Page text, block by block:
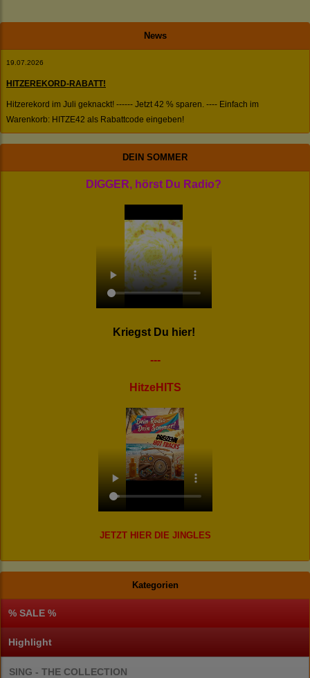
News
19.07.2026
HITZEREKORD-RABATT!
Hitzerekord im Juli geknackt! ------ Jetzt 42 % sparen. ---- Einfach im
Warenkorb: HITZE42 als Rabattcode eingeben!
DEIN SOMMER
DIGGER, hörst Du Radio?
Kriegst Du hier!
---
HitzeHITS
JETZT HIER DIE JINGLES
Kategorien
% SALE %
Highlight
SING - THE COLLECTION